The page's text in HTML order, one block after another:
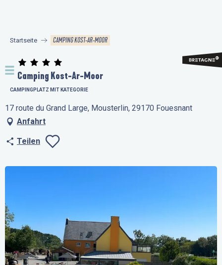
principal
Startseite CAMPING KOST-AR-MOOR
Camping Kost-Ar-Moor
CAMPINGPLATZ MIT KATEGORIE
17 route du Grand Large, Mousterlin, 29170 Fouesnant
Anfahrt
Teilen